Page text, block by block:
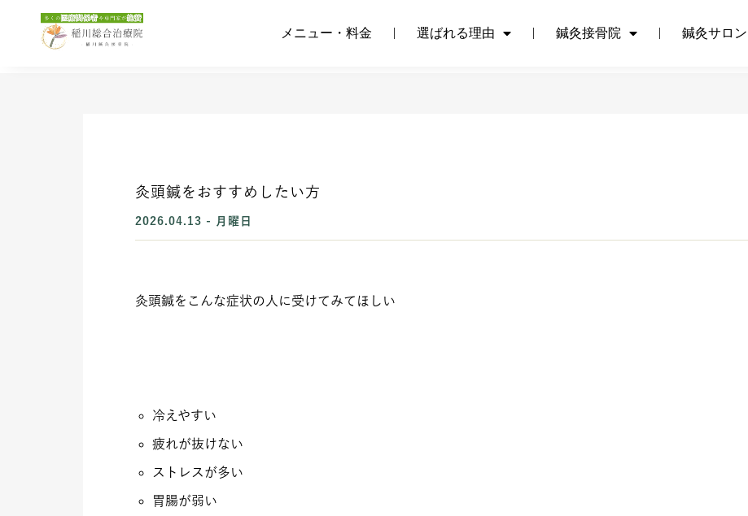
メニュー・料金 選ばれる理由 鍼灸接骨院 鍼灸サロン
メニュー・料金 選ばれる理由 鍼灸接骨院 鍼灸サロン
灸頭鍼をおすすめしたい方
2026.04.13 - 月曜日
灸頭鍼をこんな症状の人に受けてみてほしい
冷えやすい
疲れが抜けない
ストレスが多い
胃腸が弱い